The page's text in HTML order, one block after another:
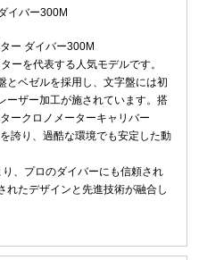
イバー300M
ー ダイバー300M
ーを代表する人気モデルです。
とベゼルを採用し、文字盤には初
ーザー加工が施されています。搭
ークロノメーターキャリバー
誇り、過酷な環境でも安定した動
、プロのダイバーにも信頼され
れたデザインと先進技術が融合し